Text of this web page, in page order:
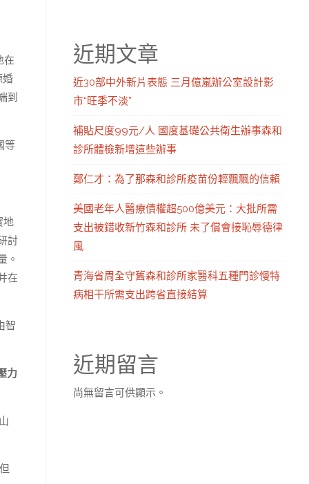
在
婚
到
等
地
討
。
在
智
力
近期文章
近30部中外新片表態 三月億嵐辦公室設計影
市“旺季不淡”
補貼尺度99元/人 國度基礎公共衛生辦事森和
診所體檢新增這些辦事
鄭仁才：為了那森和診所疫苗份輕飄飄的信賴
美國老年人醫療債權超500億美元：大批所需
支出被錯收新竹森和診所 未了償會接恥辱德律
風
青海省周全守舊森和診所家醫科五種門診慢特
病相干所需支出跨省直接結算
近期留言
尚無留言可供顯示。